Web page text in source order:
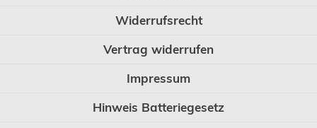
Widerrufsrecht
Vertrag widerrufen
Impressum
Hinweis Batteriegesetz